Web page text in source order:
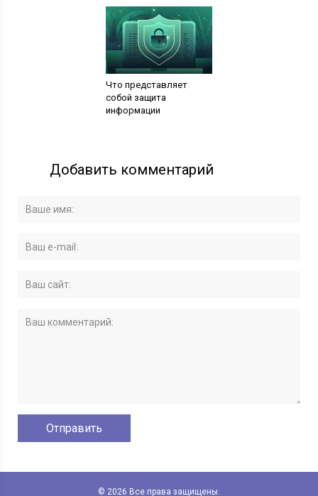
Что представляет
собой защита
информации
Добавить комментарий
© 2026 Все права защищены.